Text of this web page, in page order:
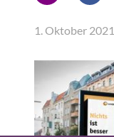
1. Oktober